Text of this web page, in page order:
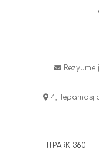
Rezyume
4,
ITPARK 360